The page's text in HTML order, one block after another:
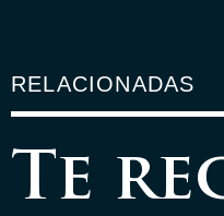
RELACIONADAS
Te